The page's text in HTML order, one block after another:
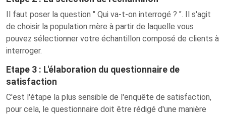
Il faut poser la question " Qui va-t-on interrogé ? ". Il s'agit
de choisir la population mère à partir de laquelle vous
pouvez sélectionner votre échantillon composé de clients à
interroger.
Etape 3 : L'élaboration du questionnaire de
satisfaction
C'est l'étape la plus sensible de l'enquête de satisfaction,
pour cela, le questionnaire doit être rédigé d'une manière